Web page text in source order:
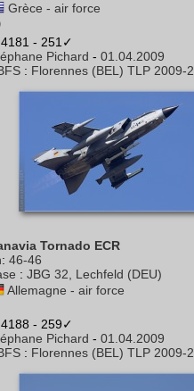
Grèce - air force
- 251✓
Pichard - 01.04.2009
: Florennes (BEL) TLP 2009-2
Tornado ECR
: 46-46
: JBG 32, Lechfeld (DEU)
Allemagne - air force
- 259✓
Pichard - 01.04.2009
: Florennes (BEL) TLP 2009-2